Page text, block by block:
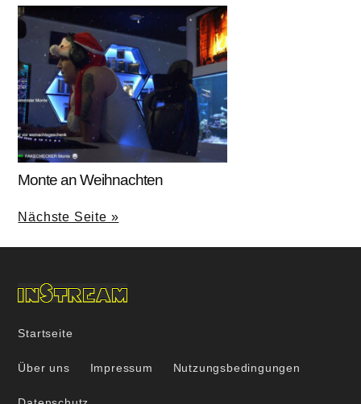
Monte an Weihnachten
Nächste Seite »
Startseite
Über uns Impressum Nutzungsbedingungen